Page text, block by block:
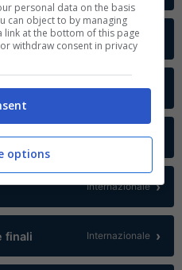
Italia
Portogallo
Spagna
Internazionale ›
finali Internazionale ›
personal data on the basis
can object to by managing
at the bottom of this page
withdraw consent in privacy
options